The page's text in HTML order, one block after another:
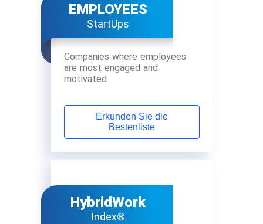
EMPLOYEES
StartUps
Companies where employees
are most engaged and
motivated.
Erkunden Sie die
Bestenliste
HybridWork
Index®